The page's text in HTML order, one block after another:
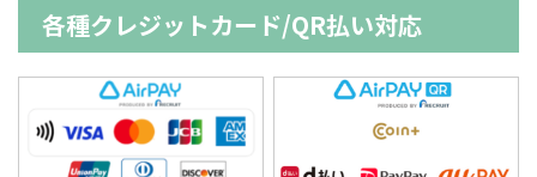
各種クレジットカード/QR払い対応